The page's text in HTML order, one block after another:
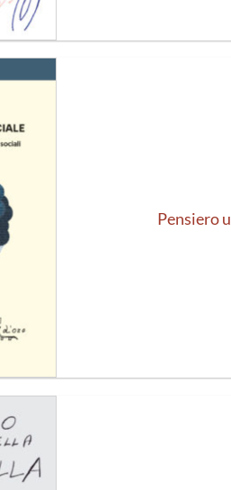
dei
desideri
Pensiero
Aggiungi
alla lista
dei
desideri